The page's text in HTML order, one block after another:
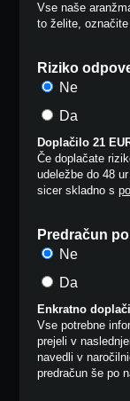
Vse naše
to želite,
Riziko
Ne
Da
Doplačilo 21
Če doplačate
udeležbe do 48
sicer skladno s
Predračun
Ne
Da
Enkratno
Vse potrebne
prejeli v
navedli v
predračun še po